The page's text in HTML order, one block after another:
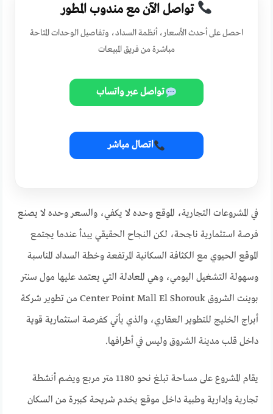
تواصل الآن مع مندوب المطور
احصل على أحدث الأسعار، أنظمة السداد، وتفاصيل الوحدات المتاحة
مباشرة من فريق المبيعات
تواصل عبر واتساب
اتصال مباشر
في المشروعات التجارية، الموقع وحده لا يكفي، والسعر وحده لا يصنع
فرصة استثمارية ناجحة، لكن النجاح الحقيقي يبدأ عندما يجتمع
الموقع الحيوي مع الكثافة السكانية المرتفعة وخطة السداد المناسبة
وسهولة التشغيل اليومي، وهي المعادلة التي يعتمد عليها مول سنتر
بوينت الشروق Center Point Mall El Shorouk من تطوير شركة
أبراج الخليج للتطوير العقاري، والذي يأتي كفرصة استثمارية قوية
داخل قلب مدينة الشروق وليس في أطرافها.
يقام المشروع على مساحة تبلغ نحو 1180 متر مربع ويضم أنشطة
تجارية وإدارية وطبية داخل موقع يخدم شريحة كبيرة من السكان